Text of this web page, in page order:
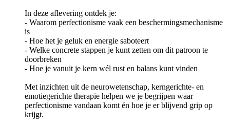
In deze aflevering ontdek je:
- Waarom perfectionisme vaak een beschermingsmechanisme
is
- Hoe het je geluk en energie saboteert
- Welke concrete stappen je kunt zetten om dit patroon te
doorbreken
- Hoe je vanuit je kern wél rust en balans kunt vinden
Met inzichten uit de neurowetenschap, kerngerichte- en
emotiegerichte therapie helpen we je begrijpen waar
perfectionisme vandaan komt én hoe je er blijvend grip op
krijgt.